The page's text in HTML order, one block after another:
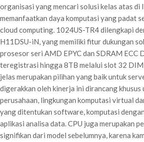
organisasi yang mencari solusi kelas atas di
memanfaatkan daya komputasi yang padat
cloud computing. 1024US-TR4 dilengkapi
H11DSU-iN, yang memiliki fitur dukungan
prosesor seri AMD EPYC dan SDRAM ECC
teregistrasi hingga 8TB melalui slot 32
jelas merupakan pilihan yang baik untuk
digerakkan oleh kinerja ini dirancang khusus
perusahaan, lingkungan komputasi virtual
yang ditentukan software, komputasi
aplikasi analisa data. CPU juga merupakan
signifikan dari model sebelumnya, karena